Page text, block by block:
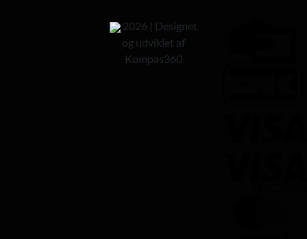
2026 | Designet
og udviklet af
Kompas360